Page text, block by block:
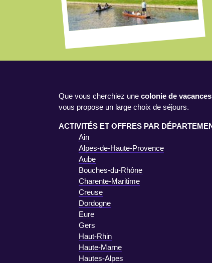
Que vous cherchiez une colonie de vacances
vous propose un large choix de séjours.
ACTIVITÉS ET OFFRES PAR
Ain
Alpes-de-Haute-Provence
Aube
Bouches-du-Rhône
Charente-Maritime
Creuse
Dordogne
Eure
Gers
Haut-Rhin
Haute-Marne
Hautes-Alpes